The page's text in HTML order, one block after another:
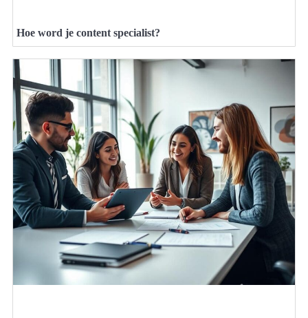
Hoe word je content specialist?